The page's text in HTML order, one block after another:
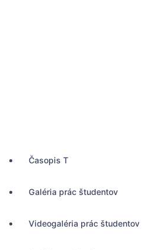
Časopis T
Galéria prác študentov
Videogaléria prác študentov